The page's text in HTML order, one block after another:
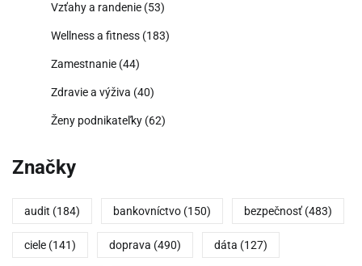
Vzťahy a randenie (53)
Wellness a fitness (183)
Zamestnanie (44)
Zdravie a výživa (40)
Ženy podnikateľky (62)
Značky
audit (184) bankovníctvo (150) bezpečnosť (483)
ciele (141) doprava (490) dáta (127)